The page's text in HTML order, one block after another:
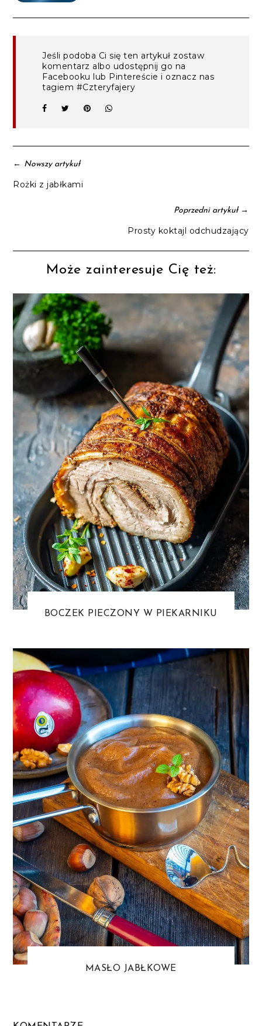
Jeśli podoba Ci się ten artykuł zostaw
komentarz albo udostępnij go na
Facebooku lub Pintereście i oznacz nas
tagiem #Czteryfajery
← Nowszy artykuł
Rożki z jabłkami
Poprzedni artykuł→
Prosty koktajl odchudzający
Może zainteresuje Cię też:
BOCZEK PIECZONY W PIEKARNIKU
MASŁO JABŁKOWE